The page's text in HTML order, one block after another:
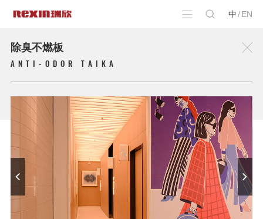
中 /EN
除臭不燃板
ANTI-ODOR TAIKA